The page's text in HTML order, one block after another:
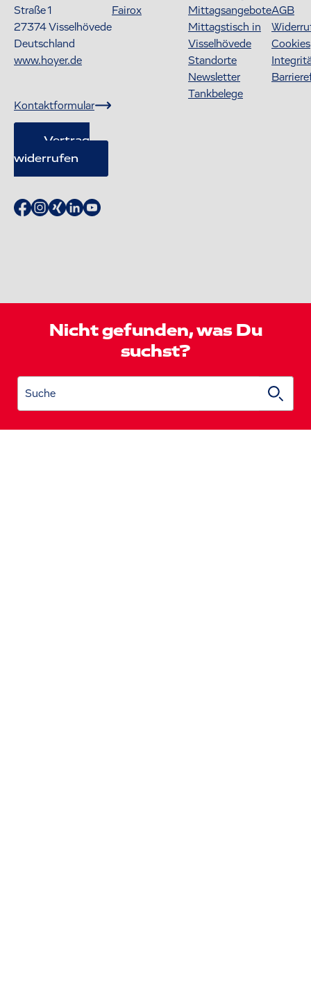
Straße 1
27374Visselhövede
Deutschland
www.hoyer.de
Kontaktformular
Vertrag
widerrufen
Fairox
Mittagsangebote
Mittagstisch in
Visselhövede
Standorte
Newsletter
Tankbelege
AGB
Cookies
Nicht gefunden, was Du
suchst?
Suche